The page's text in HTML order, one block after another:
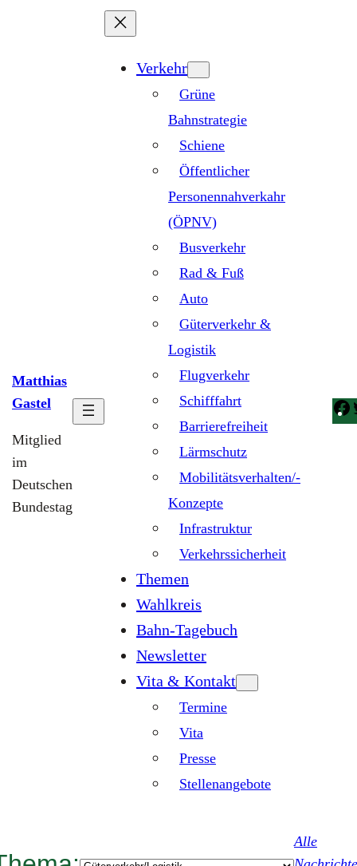
Matthias
Gastel
Mitglied
im
Deutschen
Bundestag
Verkehr
Grüne
Bahnstrategie
Schiene
Öffentlicher
Personennahverkahr
(ÖPNV)
Busverkehr
Rad & Fuß
Auto
Güterverkehr &
Logistik
Flugverkehr
Schifffahrt
Barrierefreiheit
Lärmschutz
Mobilitätsverhalten/-
Konzepte
Infrastruktur
Verkehrssicherheit
Themen
Wahlkreis
Bahn-Tagebuch
Newsletter
Vita & Kontakt
Termine
Vita
Presse
Stellenangebote
Alle